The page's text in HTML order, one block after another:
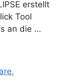
erstellt
Tool
an die …
,